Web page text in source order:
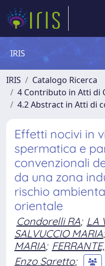
IRIS
IRIS
Catalogo Ricerca
4 Contributo in Atti di
4.2 Abstract in Atti di
Effetti nocivi in
spermatica e
convenzionali
da una zona
rischio
orientale
Condorelli RA; LA
SALVUCCIO MARIA;
MARIA;
Enzo Saretto;